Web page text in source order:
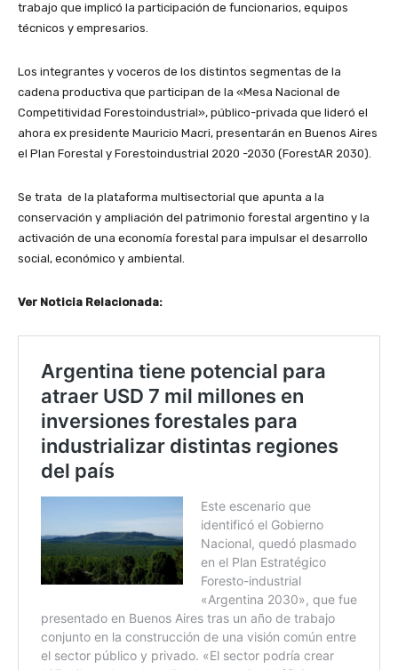
trabajo que implicó la participación de funcionarios, equipos
técnicos y empresarios.
Los integrantes y voceros de los distintos segmentas de la
cadena productiva que participan de la «Mesa Nacional de
Competitividad Forestoindustrial», público-privada que lideró el
ahora ex presidente Mauricio Macri, presentarán en Buenos Aires
el Plan Forestal y Forestoindustrial 2020 -2030 (ForestAR 2030).
Se trata de la plataforma multisectorial que apunta a la
conservación y ampliación del patrimonio forestal argentino y la
activación de una economía forestal para impulsar el desarrollo
social, económico y ambiental.
Ver Noticia Relacionada: